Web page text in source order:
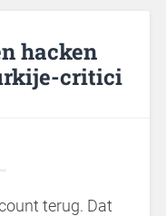
hacken
critici
terug. Dat